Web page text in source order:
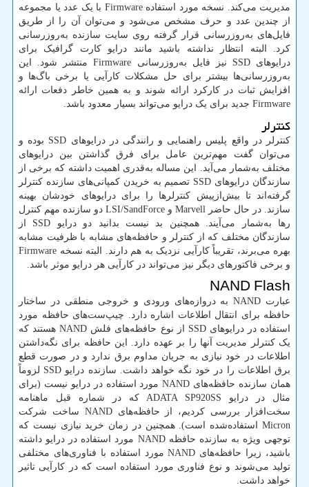
مدیریت می‌کند. نسخه مورد استفاده Firmware با یک عدد یا مجموعه
از چندین عدد و حرف مشخص می‌شود و می‌توان آن را از طریق
فایل‌های به‌روزرسانی قرار گرفته روی سایت سازنده به‌روزرسانی
کرد. البته انتظار نداشته باشید مانند درایو کارت گرافیک برای
درایوهای SSD نیز فایل به‌روزرسانی Firmware منتشر شود. این
به‌روزرسانی‌ها بیشتر برای حل مشکلات کارآیی یا برخی باگ‌ها و
افزایش ثبات در کارکرد ارائه شوند و به همین خاطر دفعات ارائه
Firmware جدید برای یک درایو می‌تواند بسیار معدود باشد.
کنترلر
کنترلر در واقع پلیس راهنمایی و رانندگی در درایوهای SSD بوده و
می‌توان گفت مهم‌ترین عامل برای فرق گذاشتن بین درایوهای
مختلف به‌شمار می‌آید. این مساله به‌قدری اهمیت داشته که برخی از
سازندگان درایوهای SSD تصمیم به خریدن کمپانی‌های سازنده کنترلر
گرفته‌اند تا بیش‌ازپیش کنترلرها را برای درایوهای خودشان بهینه
سازند. در حال حاضر Marvell و LSI/SandForce دو سازنده مهم کنترل
رها به‌شمار می‌آیند. همچنین بد نیست بدانید دو درایو SSD از
سازندگان مختلف که از کنترلر و حافظه‌های مشابه با ظرفیت مشابه
بهره می‌برند، تقریباً کارآیی نزدیک به هم دارند. البته نسخه Firmware
و برخی فاکتورهای دیگر نیز می‌تواند در کارآیی هر درایو موثر باشد.
NAND Flash
عبارت NAND به دروازه‌های ورودی و خروجی منطقی در ساختار
حافظه برای انتقال اطلاعات اشاره دارد. چیپ‌ست‌های حافظه مورد
استفاده در درایوهای SSD از نوع حافظه‌های فلش NAND هستند که
یک کنترلر مدیریت آنها را بر عهده دارد. این حافظه برای نگه‌داشتن
اطلاعات در خود نیازی به جریان مداوم برق ندارد و در صورت قطع
برق اطلاعات را در خود نگه خواهد داشت. سازنده درایو SSD لزوماً
همان سازنده حافظه‌های NAND مورد استفاده در درایو نیست (برای
مثال در درایو ADATA SP920SS که در شماره قبل ماهنامه
سخت‌افزار بررسی کردیم، از حافظه‌های NAND ساخت شرکت
Micron استفاده‌شده است). همچنین در زمان خرید نیازی نیست که
توجهی ویژه به سازنده حافظه NAND مورد استفاده در درایو داشته
باشید، زیرا حافظه‌های NAND مورد استفاده با فناوری‌های مختلفی
تولید می‌شوند و نوع فناوری مورد استفاده است که در کارآیی تاثیر
خواهد داشت.